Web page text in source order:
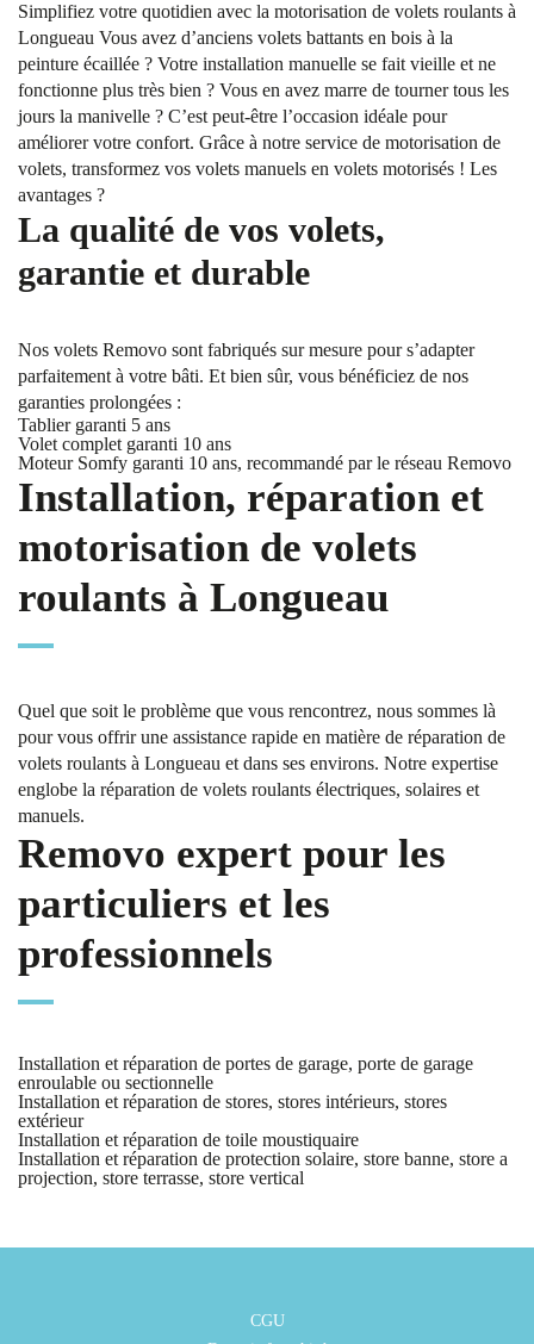
Simplifiez votre quotidien avec la motorisation de volets roulants à
Longueau Vous avez d’anciens volets battants en bois à la
peinture écaillée ? Votre installation manuelle se fait vieille et ne
fonctionne plus très bien ? Vous en avez marre de tourner tous les
jours la manivelle ? C’est peut-être l’occasion idéale pour
améliorer votre confort. Grâce à notre service de motorisation de
volets, transformez vos volets manuels en volets motorisés ! Les
avantages ?
La qualité de vos volets,
garantie et durable
Nos volets Removo sont fabriqués sur mesure pour s’adapter
parfaitement à votre bâti. Et bien sûr, vous bénéficiez de nos
garanties prolongées :
Tablier garanti 5 ans
Volet complet garanti 10 ans
Moteur Somfy garanti 10 ans, recommandé par le réseau Removo
Installation, réparation et
motorisation de volets
roulants à Longueau
Quel que soit le problème que vous rencontrez, nous sommes là
pour vous offrir une assistance rapide en matière de réparation de
volets roulants à Longueau et dans ses environs. Notre expertise
englobe la réparation de volets roulants électriques, solaires et
manuels.
Removo expert pour les
particuliers et les
professionnels
Installation et réparation de portes de garage, porte de garage
enroulable ou sectionnelle
Installation et réparation de stores, stores intérieurs, stores
extérieur
Installation et réparation de toile moustiquaire
Installation et réparation de protection solaire, store banne, store a
projection, store terrasse, store vertical
CGU